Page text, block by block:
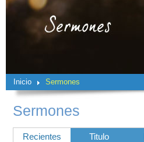
Inicio Sermones
Sermones
Recientes Titulo